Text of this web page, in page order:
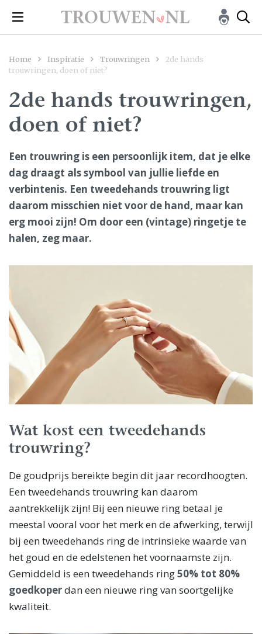
Home Inspiratie Trouwringen
2de hands
trouwringen, doen of niet?
2de hands trouwringen,
doen of niet?
Een trouwring is een persoonlijk item, dat je elke
dag draagt als symbool van jullie liefde en
verbintenis. Een tweedehands trouwring ligt
daarom misschien niet voor de hand, maar kan
erg mooi zijn! Om door een (vintage) ringetje te
halen, zeg maar.
Wat kost een tweedehands
trouwring?
De goudprijs bereikte begin dit jaar recordhoogten.
Een tweedehands trouwring kan daarom
aantrekkelijk zijn! Bij een nieuwe ring betaal je
meestal vooral voor het merk en de afwerking, terwijl
bij een tweedehands ring de intrinsieke waarde van
het goud en de edelstenen het voornaamste zijn.
Gemiddeld is een tweedehands ring50% tot 80%
goedkoperdan een nieuwe ring van soortgelijke
kwaliteit.